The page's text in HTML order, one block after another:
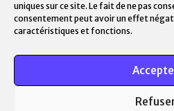
uniques sur ce site. Le fait de ne pas
consentement peut avoir un effet
caractéristiques et fonctions.
Google
Masterclass